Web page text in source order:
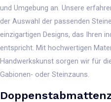
und Umgebung an. Unsere
der Auswahl der passenden
einzigartigen Designs, das Ihren
entspricht. Mit hochwertigen
Handwerkskunst sorgen wir für
Gabionen- oder Steinzauns.